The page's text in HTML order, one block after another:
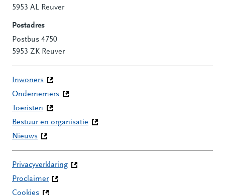
Contactinformatie
5953 AL Reuver
Postadres
Postbus 4750
5953 ZK Reuver
Inwoners
Ondernemers
Toeristen
Bestuur en organisatie
Nieuws
Privacyverklaring
Proclaimer
Cookies